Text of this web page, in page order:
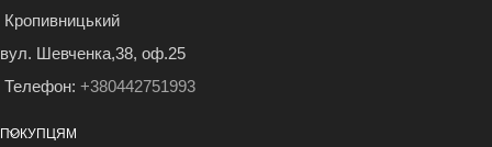
Кропивницький
вул. Шевченка,38, оф.25
Телефон: +380442751993
ПОКУПЦЯМ